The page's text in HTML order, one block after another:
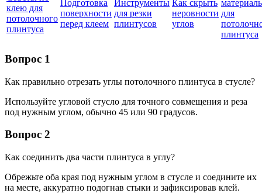
клею для
потолочного
плинтуса
Подготовка
поверхности
перед клеем
Инструменты
для резки
плинтусов
Как скрыть
неровности
углов
для
плинтуса
Вопрос 1
Как правильно отрезать углы потолочного плинтуса в стусле?
Используйте угловой стусло для точного совмещения и реза
под нужным углом, обычно 45 или 90 градусов.
Вопрос 2
Как соединить два части плинтуса в углу?
Обрежьте оба края под нужным углом в стусле и соедините их
на месте, аккуратно подогнав стыки и зафиксировав клей.